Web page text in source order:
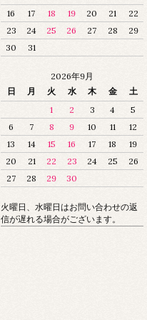
16
17 18 19 20 21
22
23
24 25 26 27 28
29
30
31
2026年9月
日
月 火 水 木 金
土
1
2 3 4
5
6
7 8 9 10 11
12
13
14 15 16 17 18
19
20
21 22 23 24 25
26
27
28 29 30
火曜日、水曜日はお問い合わせの返
信が遅れる場合がございます。